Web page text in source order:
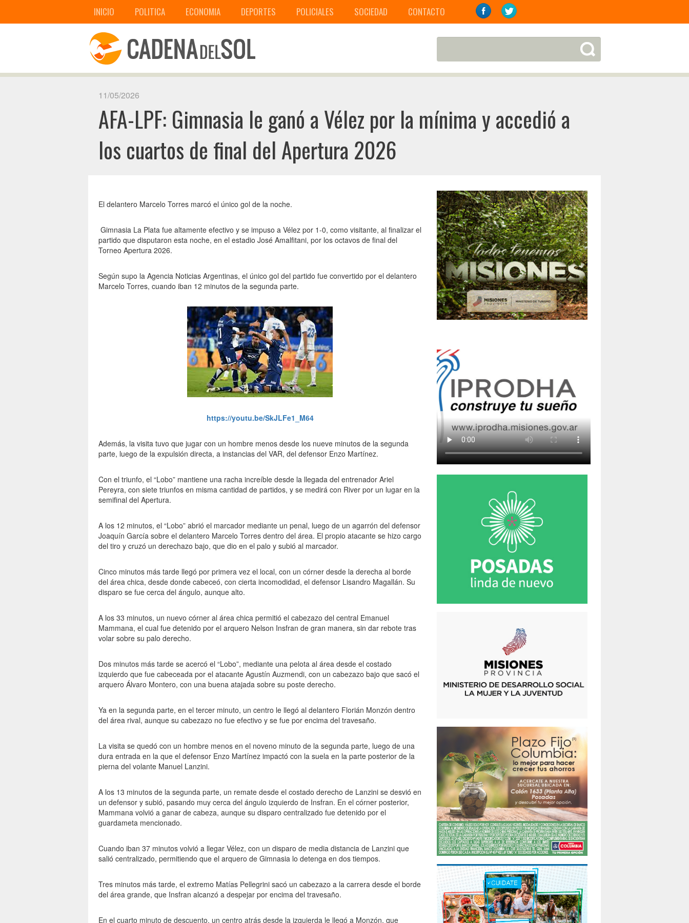
INICIO POLITICA ECONOMIA DEPORTES POLICIALES SOCIEDAD CONTACTO
11/05/2026
AFA-LPF: Gimnasia le ganó a Vélez por la mínima y accedió a
los cuartos de final del Apertura 2026
El delantero Marcelo Torres marcó el único gol de la noche.
Gimnasia La Plata fue altamente efectivo y se impuso a Vélez por 1-0, como visitante, al finalizar el
partido que disputaron esta noche, en el estadio José Amalfitani, por los octavos de final del
Torneo Apertura 2026.
Según supo la Agencia Noticias Argentinas, el único gol del partido fue convertido por el delantero
Marcelo Torres, cuando iban 12 minutos de la segunda parte.
https://youtu.be/SkJLFe1_M64
Además, la visita tuvo que jugar con un hombre menos desde los nueve minutos de la segunda
parte, luego de la expulsión directa, a instancias del VAR, del defensor Enzo Martínez.
Con el triunfo, el “Lobo” mantiene una racha increíble desde la llegada del entrenador Ariel
Pereyra, con siete triunfos en misma cantidad de partidos, y se medirá con River por un lugar en la
semifinal del Apertura.
A los 12 minutos, el “Lobo” abrió el marcador mediante un penal, luego de un agarrón del defensor
Joaquín García sobre el delantero Marcelo Torres dentro del área. El propio atacante se hizo cargo
del tiro y cruzó un derechazo bajo, que dio en el palo y subió al marcador.
Cinco minutos más tarde llegó por primera vez el local, con un córner desde la derecha al borde
del área chica, desde donde cabeceó, con cierta incomodidad, el defensor Lisandro Magallán. Su
disparo se fue cerca del ángulo, aunque alto.
A los 33 minutos, un nuevo córner al área chica permitió el cabezazo del central Emanuel
Mammana, el cual fue detenido por el arquero Nelson Insfran de gran manera, sin dar rebote tras
volar sobre su palo derecho.
Dos minutos más tarde se acercó el “Lobo”, mediante una pelota al área desde el costado
izquierdo que fue cabeceada por el atacante Agustín Auzmendi, con un cabezazo bajo que sacó el
arquero Álvaro Montero, con una buena atajada sobre su poste derecho.
Ya en la segunda parte, en el tercer minuto, un centro le llegó al delantero Florián Monzón dentro
del área rival, aunque su cabezazo no fue efectivo y se fue por encima del travesaño.
La visita se quedó con un hombre menos en el noveno minuto de la segunda parte, luego de una
dura entrada en la que el defensor Enzo Martínez impactó con la suela en la parte posterior de la
pierna del volante Manuel Lanzini.
A los 13 minutos de la segunda parte, un remate desde el costado derecho de Lanzini se desvió en
un defensor y subió, pasando muy cerca del ángulo izquierdo de Insfran. En el córner posterior,
Mammana volvió a ganar de cabeza, aunque su disparo centralizado fue detenido por el
guardameta mencionado.
Cuando iban 37 minutos volvió a llegar Vélez, con un disparo de media distancia de Lanzini que
salió centralizado, permitiendo que el arquero de Gimnasia lo detenga en dos tiempos.
Tres minutos más tarde, el extremo Matías Pellegrini sacó un cabezazo a la carrera desde el borde
del área grande, que Insfran alcanzó a despejar por encima del travesaño.
En el cuarto minuto de descuento, un centro atrás desde la izquierda le llegó a Monzón, que